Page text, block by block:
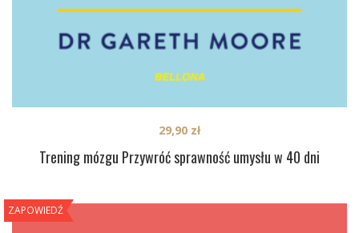
Trening mózgu Przywróć sprawność umysłu w 40 dni
29,90 zł
ZAPOWIEDŹ